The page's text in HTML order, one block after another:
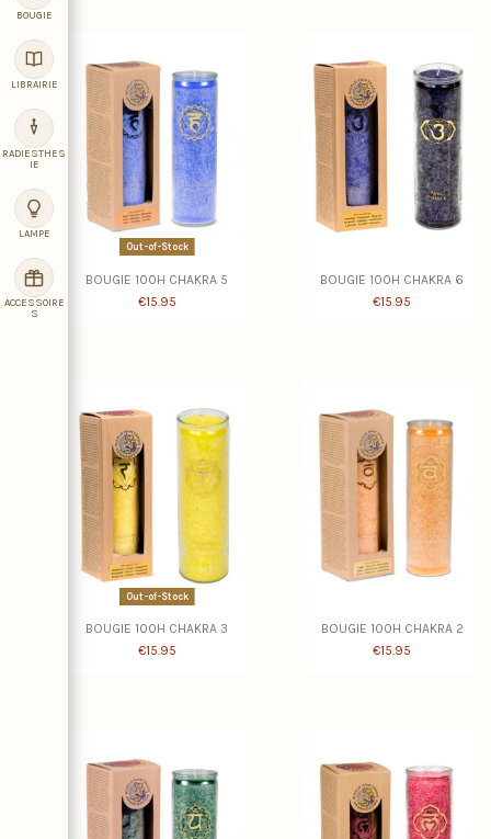
BOUGIE
LIBRAIRIE
RADIESTHES
IE
LAMPE
ACCESSOIRE
S
Out-of-Stock
BOUGIE 100H CHAKRA 5
€15.95
BOUGIE 100H CHAKRA 6
€15.95
Out-of-Stock
BOUGIE 100H CHAKRA 3
€15.95
BOUGIE 100H CHAKRA 2
€15.95